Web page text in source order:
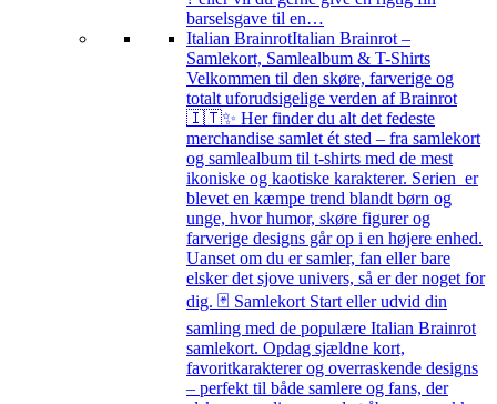
barselsgave til en…
Italian BrainrotItalian Brainrot –
Samlekort, Samlealbum & T-Shirts
Velkommen til den skøre, farverige og
totalt uforudsigelige verden af Brainrot
🇮🇹✨ Her finder du alt det fedeste
merchandise samlet ét sted – fra samlekort
og samlealbum til t-shirts med de mest
ikoniske og kaotiske karakterer. Serien er
blevet en kæmpe trend blandt børn og
unge, hvor humor, skøre figurer og
farverige designs går op i en højere enhed.
Uanset om du er samler, fan eller bare
elsker det sjove univers, så er der noget for
dig. 🃏 Samlekort Start eller udvid din
samling med de populære Italian Brainrot
samlekort. Opdag sjældne kort,
favoritkarakterer og overraskende designs
– perfekt til både samlere og fans, der